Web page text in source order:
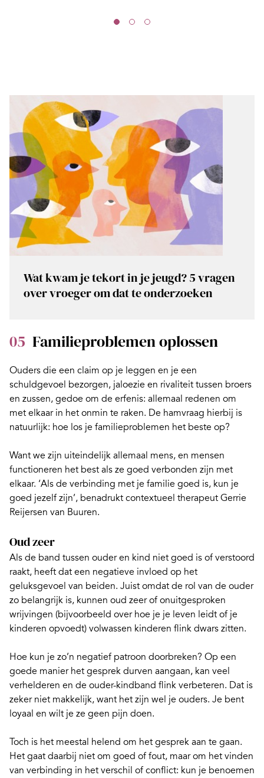
Wat kwam je tekort in je jeugd? 5 vragen
over vroeger om dat te onderzoeken
05 Familieproblemen oplossen
Ouders die een claim op je leggen en je een
schuldgevoel bezorgen, jaloezie en rivaliteit tussen broers
en zussen, gedoe om de erfenis: allemaal redenen om
met elkaar in het onmin te raken. De hamvraag hierbij is
natuurlijk: hoe los je familieproblemen het beste op?
Want we zijn uiteindelijk allemaal mens, en mensen
functioneren het best als ze goed verbonden zijn met
elkaar. ‘Als de verbinding met je familie goed is, kun je
goed jezelf zijn’, benadrukt contextueel therapeut Gerrie
Reijersen van Buuren.
Oud zeer
Als de band tussen ouder en kind niet goed is of verstoord
raakt, heeft dat een negatieve invloed op het
geluksgevoel van beiden. Juist omdat de rol van de ouder
zo belangrijk is, kunnen oud zeer of onuitgesproken
wrijvingen (bijvoorbeeld over hoe je je leven leidt of je
kinderen opvoedt) volwassen kinderen flink dwars zitten.
Hoe kun je zo’n negatief patroon doorbreken? Op een
goede manier het gesprek durven aangaan, kan veel
verhelderen en de ouder-kindband flink verbeteren. Dat is
zeker niet makkelijk, want het zijn wel je ouders. Je bent
loyaal en wilt je ze geen pijn doen.
Toch is het meestal helend om het gesprek aan te gaan.
Het gaat daarbij niet om goed of fout, maar om het vinden
van verbinding in het verschil of conflict: kun je benoemen